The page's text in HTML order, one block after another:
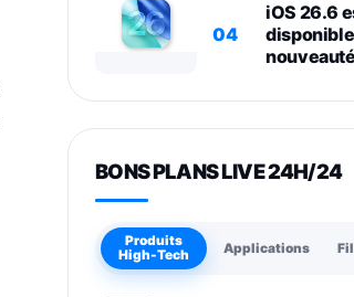
04
iOS 26.6
BONS PLANS LIVE 24H/24
Produits
High-Tech
Applications